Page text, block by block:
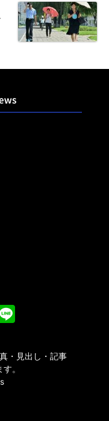
・見出し・記事
。